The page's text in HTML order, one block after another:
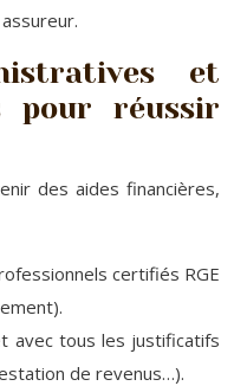
et
pour réussir
des aides financières,
certifiés RGE
avec tous les justificatifs
de revenus…).